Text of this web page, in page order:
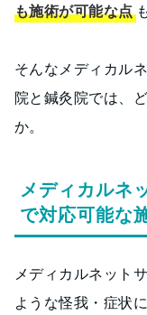
も施術が可能な点
そんなメディカル
院と鍼灸院では、
か。
メディカルネ
で対応可能な
メディカルネット
ような怪我・症状